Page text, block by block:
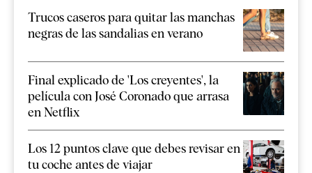
Trucos caseros para quitar las manchas
negras de las sandalias en verano
Final explicado de 'Los creyentes', la
película con José Coronado que arrasa
en Netflix
Los 12 puntos clave que debes revisar en
tu coche antes de viajar